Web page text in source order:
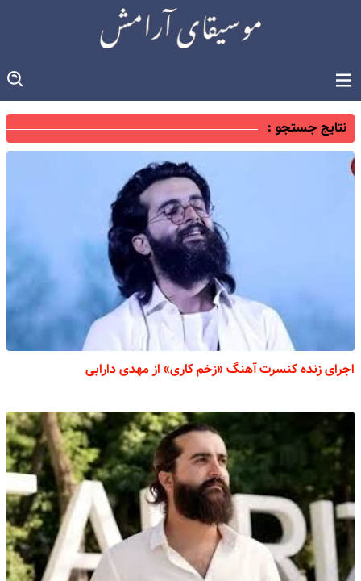
نتایج جستجو :
اجرای زنده کنسرت آهنگ «زخم کاری» از مهدی دارابی